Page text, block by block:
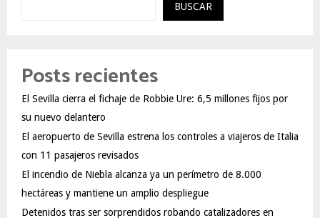
BUSCAR
Posts recientes
El Sevilla cierra el fichaje de Robbie Ure: 6,5 millones fijos por
su nuevo delantero
El aeropuerto de Sevilla estrena los controles a viajeros de Italia
con 11 pasajeros revisados
El incendio de Niebla alcanza ya un perímetro de 8.000
hectáreas y mantiene un amplio despliegue
Detenidos tras ser sorprendidos robando catalizadores en